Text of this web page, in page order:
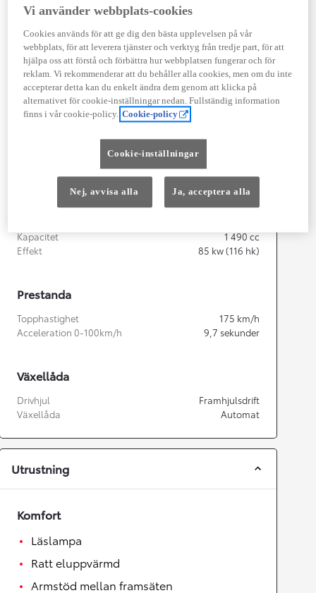
Width
1 745mm
Föbrukning
Förbrukning 3,9 l/100 km
Euro Class
Kapacitet
1 490 cc
Effekt
85 kw (116 hk)
Prestanda
Topphastighet 175 km/h
Acceleration 0-100km/h
9,7 sekunder
Växellåda
Drivhjul
Framhjulsdrift
Växellåda
Automat
Utrustning
Komfort
Läslampa
Ratt eluppvärmd
Armstöd mellan framsäten
Vi använder webbplats-cookies
Cookies används för att ge dig den bästa upplevelsen på vår
webbplats, för att leverera tjänster och verktyg från tredje part, för att
hjälpa oss att förstå och förbättra hur webbplatsen fungerar och för
reklam. Vi rekommenderar att du behåller alla cookies, men om du inte
accepterar detta kan du enkelt ändra dem genom att klicka på
alternativet för cookie-inställningar nedan. Fullständig information
finns i vår cookie-policy. Cookie-policy
Cookie-inställningar
Nej, avvisa alla Ja, acceptera alla